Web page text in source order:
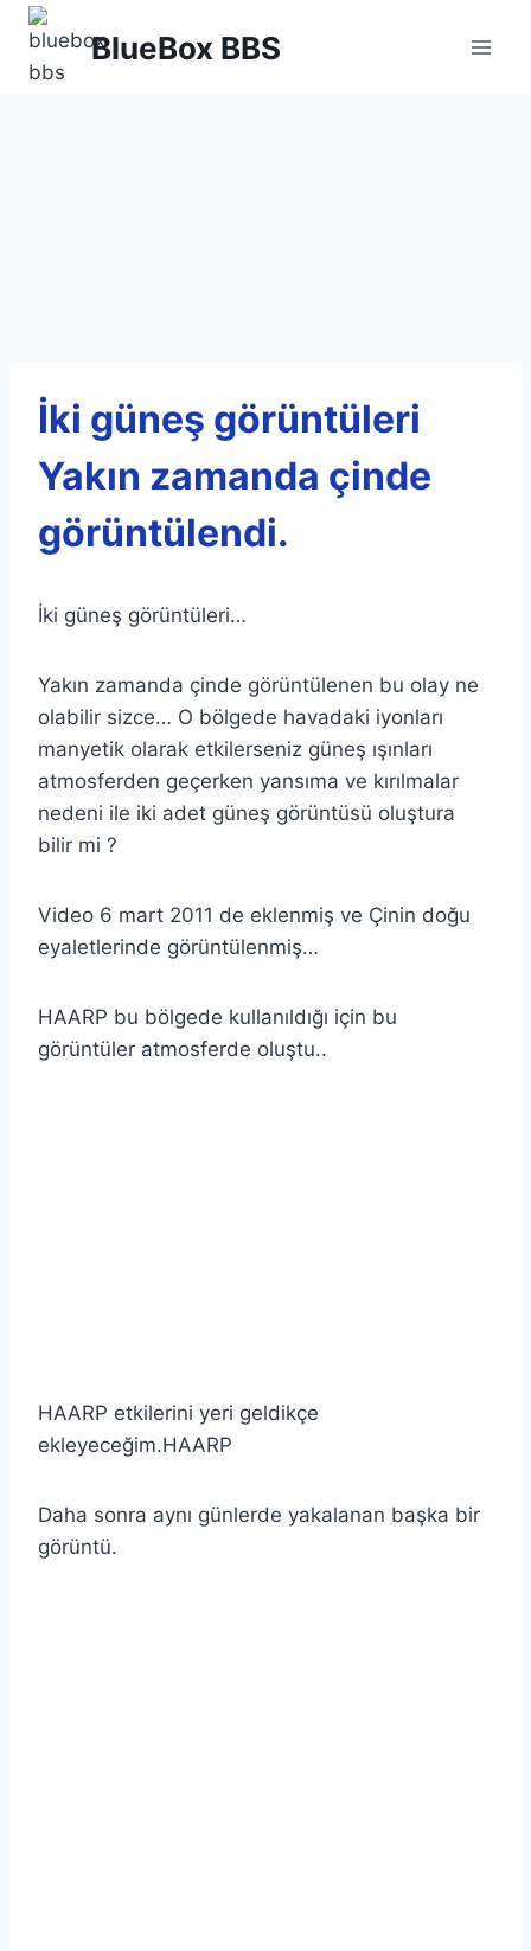
Skip
content
BlueBox BBS
İki güneş görüntüleri
Yakın zamanda çinde
görüntülendi.
İki güneş görüntüleri…
Yakın zamanda çinde görüntülenen bu olay ne
olabilir sizce… O bölgede havadaki iyonları
manyetik olarak etkilerseniz güneş ışınları
atmosferden geçerken yansıma ve kırılmalar
nedeni ile iki adet güneş görüntüsü oluştura
bilir mi ?
Video 6 mart 2011 de eklenmiş ve Çinin doğu
eyaletlerinde görüntülenmiş…
HAARP bu bölgede kullanıldığı için bu
görüntüler atmosferde oluştu..
HAARP etkilerini yeri geldikçe
ekleyeceğim.HAARP
Daha sonra aynı günlerde yakalanan başka bir
görüntü.